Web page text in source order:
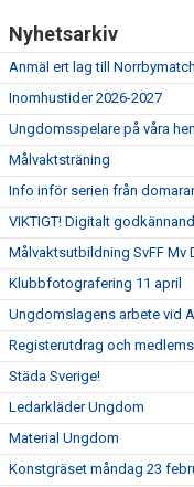
Nyhetsarkiv
Anmäl ert lag till
Inomhustider 2026-2027
Ungdomsspelare på våra
Målvaktsträning
Info inför serien från
VIKTIGT! Digitalt
Målvaktsutbildning SvFF Mv
Klubbfotografering 11 april
Ungdomslagens arbete vid
Registerutdrag och
Städa Sverige!
Ledarkläder Ungdom
Material Ungdom
Konstgräset måndag 23